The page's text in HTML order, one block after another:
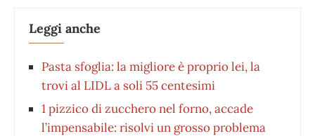
Leggi anche
Pasta sfoglia: la migliore è proprio lei, la
trovi al LIDL a soli 55 centesimi
1 pizzico di zucchero nel forno, accade
l’impensabile: risolvi un grosso problema